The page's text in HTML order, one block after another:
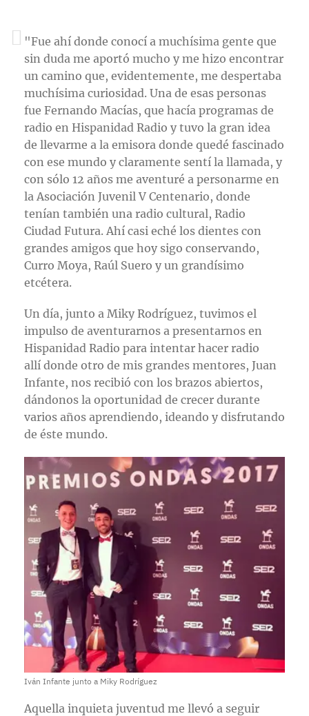
"Fue ahí donde conocí a muchísima gente que
sin duda me aportó mucho y me hizo encontrar
un camino que, evidentemente, me despertaba
muchísima curiosidad. Una de esas personas
fue Fernando Macías, que hacía programas de
radio en Hispanidad Radio y tuvo la gran idea
de llevarme a la emisora donde quedé fascinado
con ese mundo y claramente sentí la llamada, y
con sólo 12 años me aventuré a personarme en
la Asociación Juvenil V Centenario, donde
tenían también una radio cultural, Radio
Ciudad Futura. Ahí casi eché los dientes con
grandes amigos que hoy sigo conservando,
Curro Moya, Raúl Suero y un grandísimo
etcétera.
Un día, junto a Miky Rodríguez, tuvimos el
impulso de aventurarnos a presentarnos en
Hispanidad Radio para intentar hacer radio
allí donde otro de mis grandes mentores, Juan
Infante, nos recibió con los brazos abiertos,
dándonos la oportunidad de crecer durante
varios años aprendiendo, ideando y disfrutando
de éste mundo.
Iván Infante junto a Miky Rodríguez
Aquella inquieta juventud me llevó a seguir